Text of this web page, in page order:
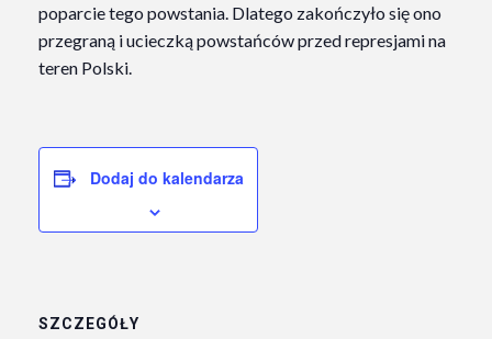
poparcie tego powstania. Dlatego zakończyło się ono
przegraną i ucieczką powstańców przed represjami na
teren Polski.
Dodaj do kalendarza
SZCZEGÓŁY